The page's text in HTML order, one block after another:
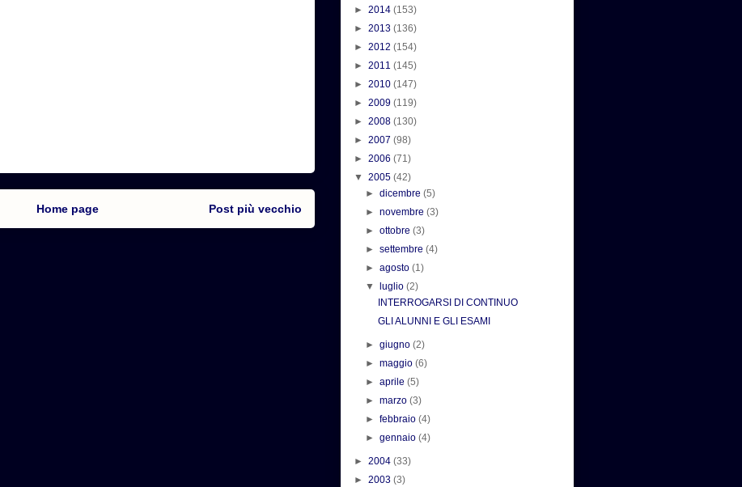
Post più vecchio
Home page
► 2014 (153)
► 2013 (136)
► 2012 (154)
► 2011 (145)
► 2010 (147)
► 2009 (119)
► 2008 (130)
► 2007 (98)
► 2006 (71)
▼ 2005 (42)
►dicembre(5)
►novembre(3)
►ottobre(3)
►settembre(4)
►agosto(1)
▼
luglio(2)
INTERROGARSI DI CONTINUO
GLI ALUNNI E GLI ESAMI
►giugno(2)
►maggio(6)
►aprile(5)
►marzo(3)
►febbraio(4)
►gennaio(4)
► 2004 (33)
► 2003 (3)